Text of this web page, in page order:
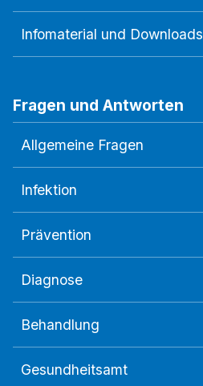
Infomaterial und Downloads
Fragen und Antworten
Allgemeine Fragen
Infektion
Prävention
Diagnose
Behandlung
Gesundheitsamt